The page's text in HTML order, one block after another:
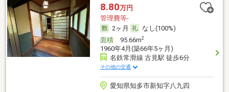
8.80万円
管理費等-
2ヶ月
なし(100%)
面積95.66m2
1960年4月(築66年5ヶ月)
名鉄常滑線 古見駅 徒歩6分
その他の交通
愛知県知多市新知字八九四